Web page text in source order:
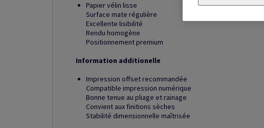
Papier vélin lisse
Surface mate régulière
Excellente lisibilité
Rendu homogène
Positionnement premium
Information additionelle
Impression offset recommandée
Compatible impression numérique
Bonne tenue au pliage et rainage
Convient aux finitions sèches
Stabilité dimensionnelle maîtrisée